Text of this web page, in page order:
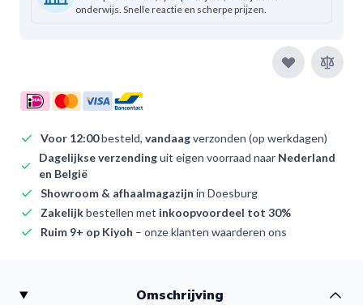
onderwijs. Snelle reactie en scherpe prijzen.
Voor 12:00besteld, vandaagverzonden (op werkdagen)
Dagelijkse verzendinguit eigen voorraad naar Nederland
en België
Showroom & afhaalmagazijn in Doesburg
Zakelijkbestellen met inkoopvoordeel tot 30%
Ruim 9+ op Kiyoh – onze klanten waarderen ons
Omschrijving